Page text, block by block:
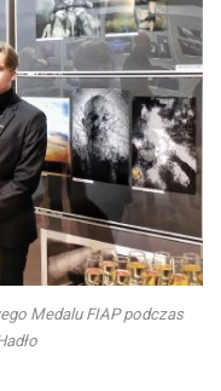
Medalu FIAP podczas